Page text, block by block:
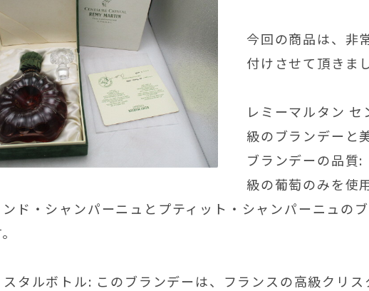
今回の商品は、非
付けさせて頂きま
レミーマルタン
級のブランデーと
ブランデーの品質
級の葡萄のみを使
ド・シャンパーニュとプティット・シャンパーニュの
タルボトル: このブランデーは、フランスの高級クリ